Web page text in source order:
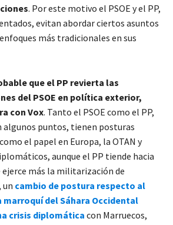
. Por este motivo el PSOE y el PP,
evitan abordar ciertos asuntos
más tradicionales en sus
que el PP revierta las
del PSOE en política exterior,
con Vox. Tanto el PSOE como el PP,
algunos puntos, tienen posturas
el papel en Europa, la OTAN y
aunque el PP tiende hacia
ejerce más la militarización de
un cambio de postura respecto al
del Sáhara Occidental
crisis diplomática con Marruecos,